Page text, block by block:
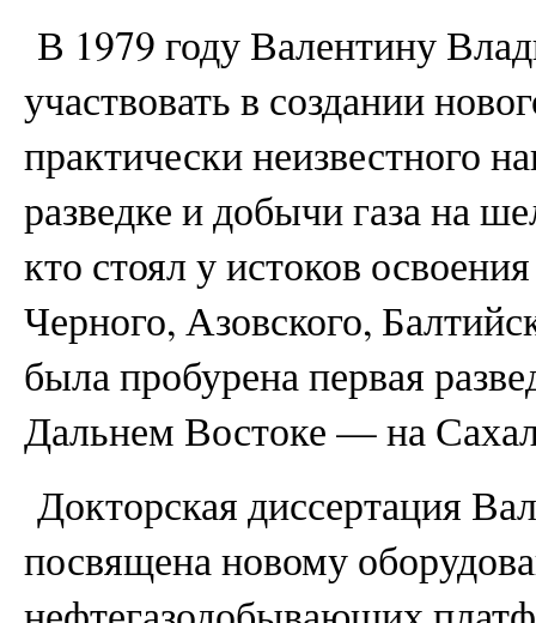
В 1979 году Валентину
участвовать в создании
практически неизвестного
разведке и добычи газа на
кто стоял у истоков
Черного, Азовского,
была пробурена первая
Дальнем Востоке — на
Докторская диссертация
посвящена новому